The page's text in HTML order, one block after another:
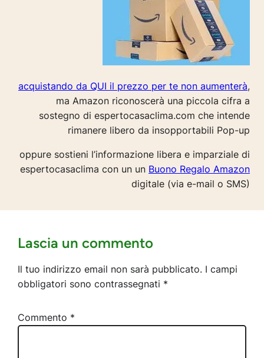
acquistando da QUI il prezzo per te non aumenterà,
ma Amazon riconoscerà una piccola cifra a
sostegno di espertocasaclima.com che intende
rimanere libero da insopportabili Pop-up
oppure sostieni l’informazione libera e imparziale di
espertocasaclima con un un Buono Regalo Amazon
digitale (via e-mail o SMS)
Lascia un commento
Il tuo indirizzo email non sarà pubblicato. I campi
obbligatori sono contrassegnati *
Commento *